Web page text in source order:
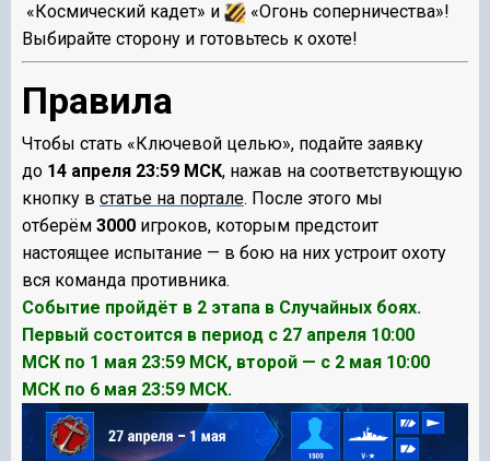
«Космический кадет» и
«Огонь соперничества»!
Выбирайте сторону и готовьтесь к охоте!
Правила
Чтобы стать «Ключевой целью», подайте заявку
до 14 апреля 23:59 МСК, нажав на соответствующую
кнопку в статье на портале. После этого мы
отберём 3000 игроков, которым предстоит
настоящее испытание — в бою на них устроит охоту
вся команда противника.
Событие пройдёт в 2 этапа в Случайных боях.
Первый состоится в период с 27 апреля 10:00
МСК по 1 мая 23:59 МСК, второй — с 2 мая 10:00
МСК по 6 мая 23:59 МСК.